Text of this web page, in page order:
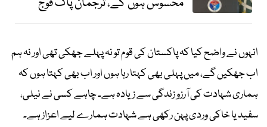
انہوں نے واضح کیا کہ پاکستان کی قوم تو نہ پہلے جھکی تھی اور نہ ہم
اب جھکیں گے، میں پہلی بھی کہتا رہا ہوں اور اب بھی کہتا ہوں کہ
ہماری شہادت کی آرزو زندگی سے زیادہ ہے۔ چاہے کسی نے نیلی،
سفید یا خاکی وردی پہن رکھی ہے شہادت ہمارے لیے اعزاز ہے۔